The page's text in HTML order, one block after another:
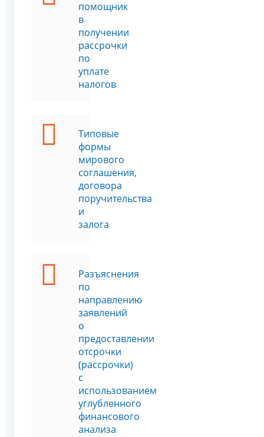
помощник
в
получении
рассрочки
по
уплате
налогов
Типовые
формы
мирового
соглашения,
договора
поручительства
и
залога
Разъяснения
по
направлению
заявлений
о
предоставлении
отсрочки
(рассрочки)
с
использованием
углубленного
финансового
анализа